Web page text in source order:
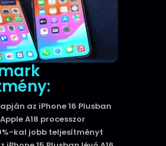
az iPhone 16 Plusban
A18 processzor
kal jobb teljesítményt